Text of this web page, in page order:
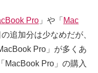
Pro 」や「 Mac
追加分は少なめだが、
Pro」が多くあ
MacBook Pro」の購入